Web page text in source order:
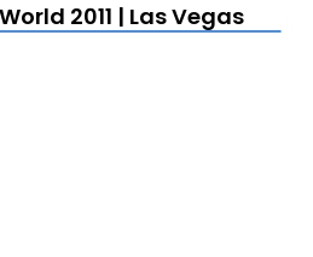
2011 | Las Vegas